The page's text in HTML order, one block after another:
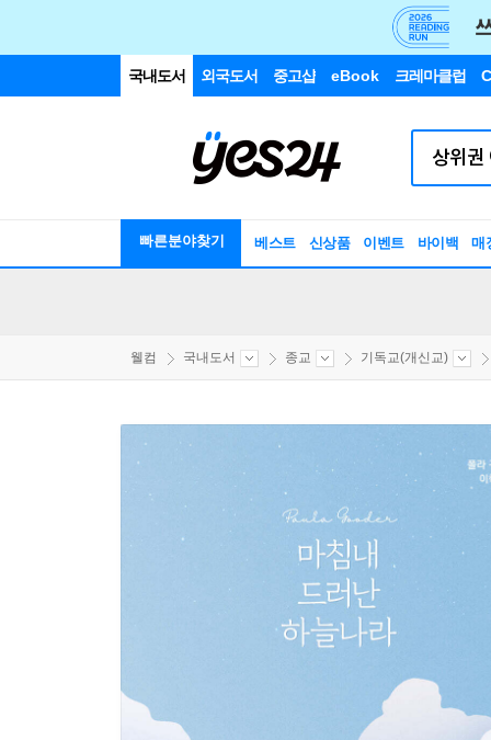
국내도서 외국도서 중고샵 eBook 크레마클럽
빠른분야찾기 베스트 신상품 이벤트 바이백 매
웰컴 국내도서 종교 기독교(개신교)